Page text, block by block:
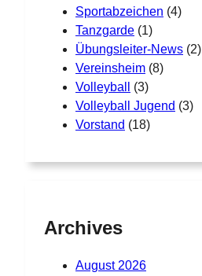
Sportabzeichen (4)
Tanzgarde (1)
Übungsleiter-News (2)
Vereinsheim (8)
Volleyball
(3)
Volleyball Jugend (3)
Vorstand (18)
Archives
August 2026